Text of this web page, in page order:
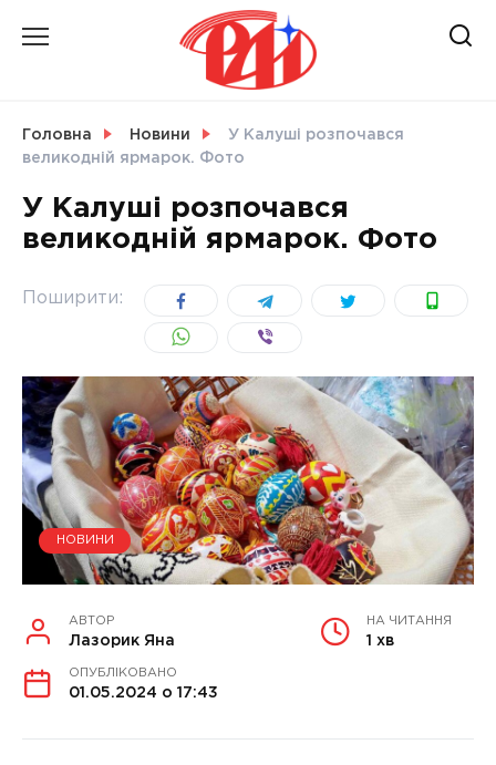
УКРАЇНА
Головна Новини
У Калуші розпочався
великодній ярмарок. Фото
У Калуші розпочався
великодній ярмарок. Фото
Поширити:
НОВИНИ
АВТОР
Лазорик Яна
НА ЧИТАННЯ
1 хв
ОПУБЛІКОВАНО
01.05.2024 о 17:43